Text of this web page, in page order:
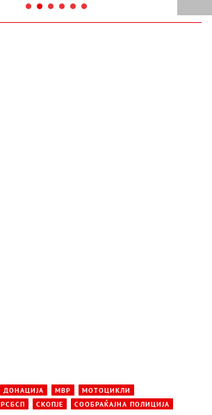
ДОНАЦИЈА МВР
МОТОЦИКЛИ
РСБСП СКОПЈЕ СООБРАЌАЈНА ПОЛИЦИЈА